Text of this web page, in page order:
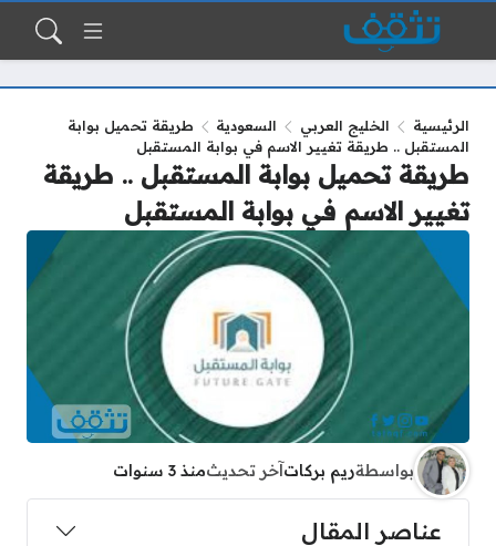
الرئيسية الخليج العربي السعودية
طريقة تحميل بوابة
المستقبل .. طريقة تغيير الاسم في بوابة المستقبل
طريقة تحميل بوابة المستقبل .. طريقة
تغيير الاسم في بوابة المستقبل
بواسطةريم بركاتآخر تحديثمنذ 3 سنوات
عناصر المقال